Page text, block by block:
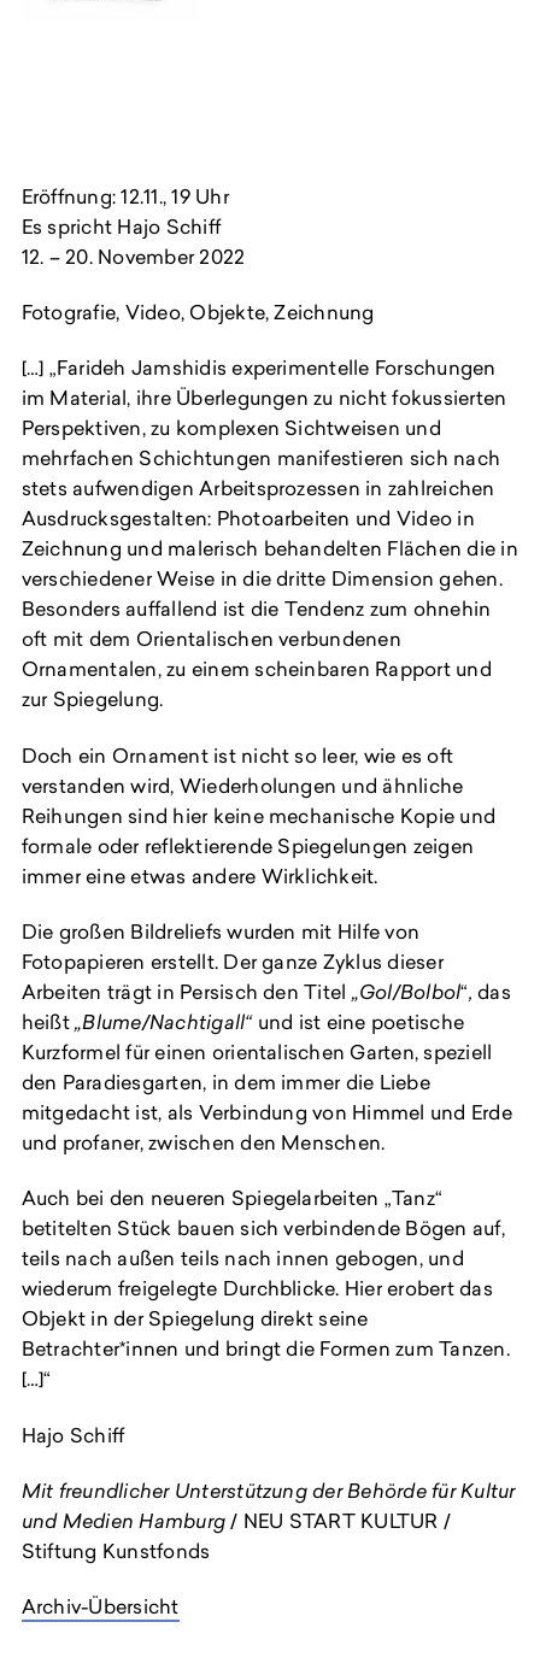
Eröffnung: 12.11., 19 Uhr
Es spricht Hajo Schiff
12. – 20. November 2022
Fotografie, Video, Objekte, Zeichnung
[…] „Farideh Jamshidis experimentelle Forschungen
im Material, ihre Überlegungen zu nicht fokussierten
Perspektiven, zu komplexen Sichtweisen und
mehrfachen Schichtungen manifestieren sich nach
stets aufwendigen Arbeitsprozessen in zahlreichen
Ausdrucksgestalten: Photoarbeiten und Video in
Zeichnung und malerisch behandelten Flächen die in
verschiedener Weise in die dritte Dimension gehen.
Besonders auffallend ist die Tendenz zum ohnehin
oft mit dem Orientalischen verbundenen
Ornamentalen, zu einem scheinbaren Rapport und
zur Spiegelung.
Doch ein Ornament ist nicht so leer, wie es oft
verstanden wird, Wiederholungen und ähnliche
Reihungen sind hier keine mechanische Kopie und
formale oder reflektierende Spiegelungen zeigen
immer eine etwas andere Wirklichkeit.
Die großen Bildreliefs wurden mit Hilfe von
Fotopapieren erstellt. Der ganze Zyklus dieser
Arbeiten trägt in Persisch den Titel „Gol/Bolbol“,das
heißt„Blume/Nachtigall“ und ist eine poetische
Kurzformel für einen orientalischen Garten, speziell
den Paradiesgarten, in dem immer die Liebe
mitgedacht ist, als Verbindung von Himmel und Erde
und profaner, zwischen den Menschen.
Auch bei den neueren Spiegelarbeiten „Tanz“
betitelten Stück bauen sich verbindende Bögen auf,
teils nach außen teils nach innen gebogen, und
wiederum freigelegte Durchblicke. Hier erobert das
Objekt in der Spiegelung direkt seine
Betrachter*innen und bringt die Formen zum Tanzen.
[…]“
Hajo Schiff
Mit freundlicher Unterstützung der Behörde für Kultur
und Medien Hamburg/ NEU START KULTUR /
Stiftung Kunstfonds
Archiv-Übersicht